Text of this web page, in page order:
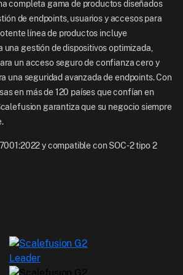
completa gama de productos diseñados
de endpoints, usuarios y accesos para
línea de productos incluye
una gestión de dispositivos optimizada,
un acceso seguro de confianza cero y
una seguridad avanzada de endpoints. Con
en más de 120 países que confían en
garantiza que su negocio siempre
y compatible con SOC-2 tipo 2